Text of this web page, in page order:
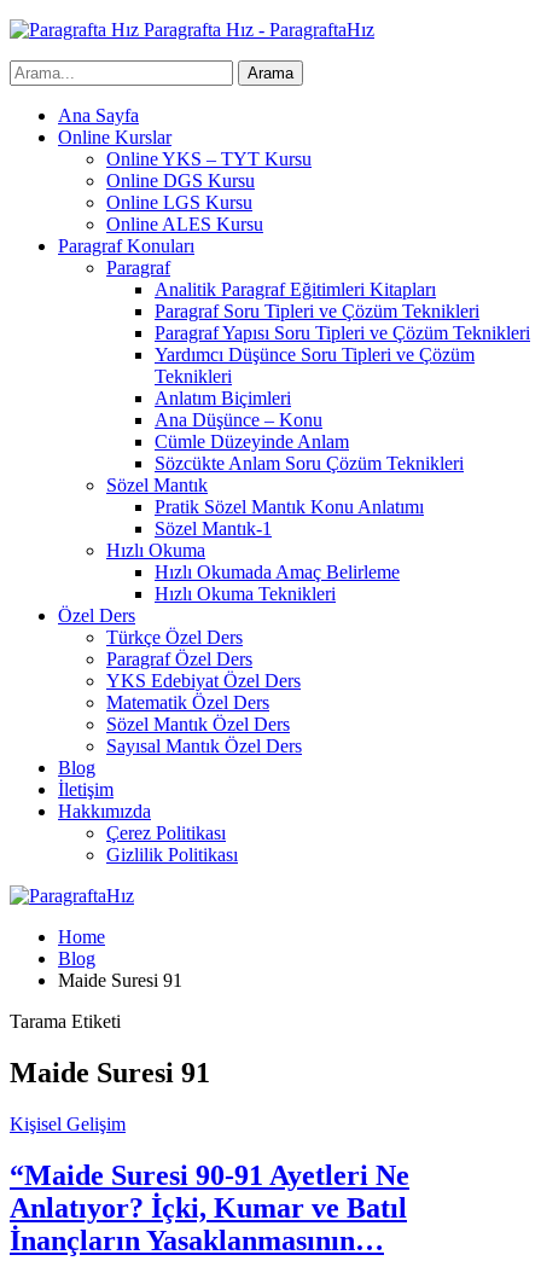
Paragrafta Hız - ParagraftaHız
Ana Sayfa
Online Kurslar
Online YKS – TYT Kursu
Online DGS Kursu
Online LGS Kursu
Online ALES Kursu
Paragraf Konuları
Paragraf
Analitik Paragraf Eğitimleri Kitapları
Paragraf Soru Tipleri ve Çözüm Teknikleri
Paragraf Yapısı Soru Tipleri ve Çözüm Teknikleri
Yardımcı Düşünce Soru Tipleri ve Çözüm
Teknikleri
Anlatım Biçimleri
Ana Düşünce – Konu
Cümle Düzeyinde Anlam
Sözcükte Anlam Soru Çözüm Teknikleri
Sözel Mantık
Pratik Sözel Mantık Konu Anlatımı
Sözel Mantık-1
Hızlı Okuma
Hızlı Okumada Amaç Belirleme
Hızlı Okuma Teknikleri
Özel Ders
Türkçe Özel Ders
Paragraf Özel Ders
YKS Edebiyat Özel Ders
Matematik Özel Ders
Sözel Mantık Özel Ders
Sayısal Mantık Özel Ders
Blog
İletişim
Hakkımızda
Çerez Politikası
Gizlilik Politikası
Home
Blog
Maide Suresi 91
Tarama Etiketi
Maide Suresi 91
Kişisel Gelişim
“Maide Suresi 90-91 Ayetleri Ne
Anlatıyor? İçki, Kumar ve Batıl
İnançların Yasaklanmasının…